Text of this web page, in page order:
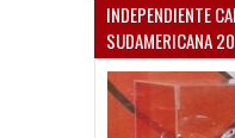
INDEPENDIENTE
SUDAMERICANA